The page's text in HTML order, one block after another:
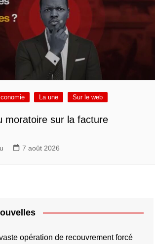
La une Sur le web
moratoire sur la facture
7 août 2026
opération de recouvrement forcé